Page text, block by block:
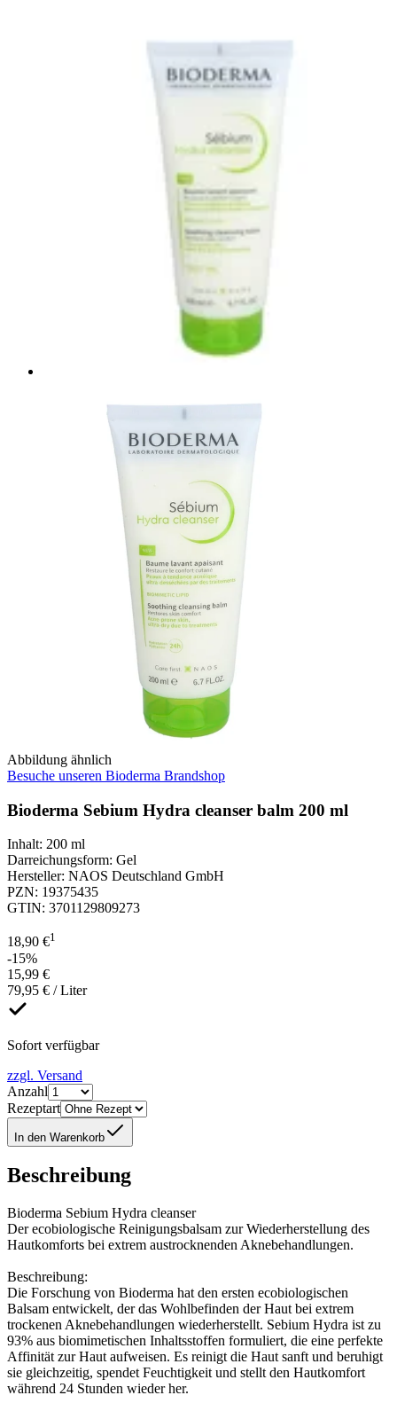
Abbildung ähnlich
Besuche unseren Bioderma Brandshop
Bioderma Sebium Hydra cleanser balm 200 ml
Inhalt: 200 ml
Darreichungsform: Gel
Hersteller: NAOS Deutschland GmbH
PZN: 19375435
GTIN: 3701129809273
18,90 €1
-15%
15,99 €
79,95 € / Liter
Sofort verfügbar
zzgl. Versand
Anzahl
Rezeptart
In den Warenkorb
Beschreibung
Bioderma Sebium Hydra cleanser
Der ecobiologische Reinigungsbalsam zur Wiederherstellung des
Hautkomforts bei extrem austrocknenden Aknebehandlungen.
Beschreibung:
Die Forschung von Bioderma hat den ersten ecobiologischen
Balsam entwickelt, der das Wohlbefinden der Haut bei extrem
trockenen Aknebehandlungen wiederherstellt. Sebium Hydra ist zu
93% aus biomimetischen Inhaltsstoffen formuliert, die eine perfekte
Affinität zur Haut aufweisen. Es reinigt die Haut sanft und beruhigt
sie gleichzeitig, spendet Feuchtigkeit und stellt den Hautkomfort
während 24 Stunden wieder her.